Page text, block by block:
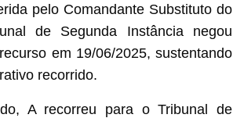
pelo Comandante Substituto do
de Segunda Instância negou
em 19/06/2025, sustentando
recorrido.
A recorreu para o Tribunal de